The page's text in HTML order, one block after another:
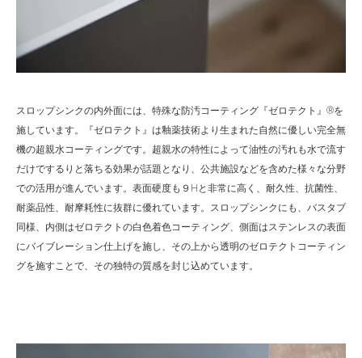
スロップシンクの内外面には、特殊な防汚コーティング『ゼロテクト』 ®︎を
施しています。『ゼロテクト』は釉薬技術より生まれた自然に優しい完全無
機の超親水コーティングです。超親水の特性によって油性の汚れも水で流す
だけでするりと落ちる効果が話題となり、公共施設などを含めた様々な分野
での活用が進んでいます。表面硬度も９Hと非常に高く、耐久性、抗菌性、
耐薬品性、耐摩耗性に抜群に優れています。スロップシンクにも、バスタブ
同様、内側はゼロテクトの白色着色コーティング、側面はステンレスの表面
にバイブレーション仕上げを施し、その上から透明のゼロテクトコーティン
グを施すことで、その独特の質感を封じ込めています。